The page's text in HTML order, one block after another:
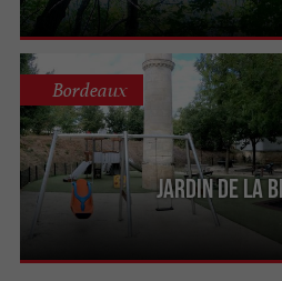
Jardin de la
Bordeaux